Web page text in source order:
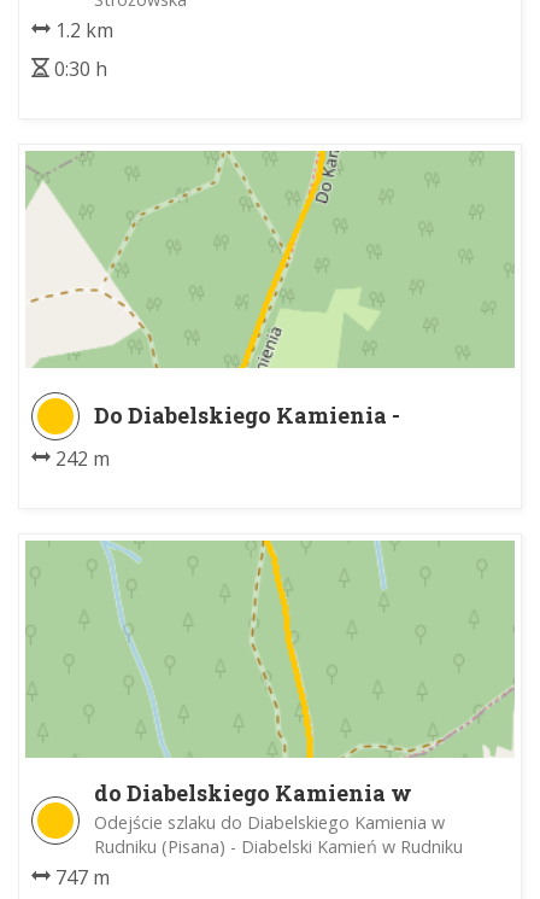
1.2 km
0:30 h
Do Diabelskiego Kamienia -
Diabelski Kamień w Pcimiu
242 m
do Diabelskiego Kamienia w
Rudniku
Odejście szlaku do Diabelskiego Kamienia w
Rudniku (Pisana) - Diabelski Kamień w Rudniku
747 m